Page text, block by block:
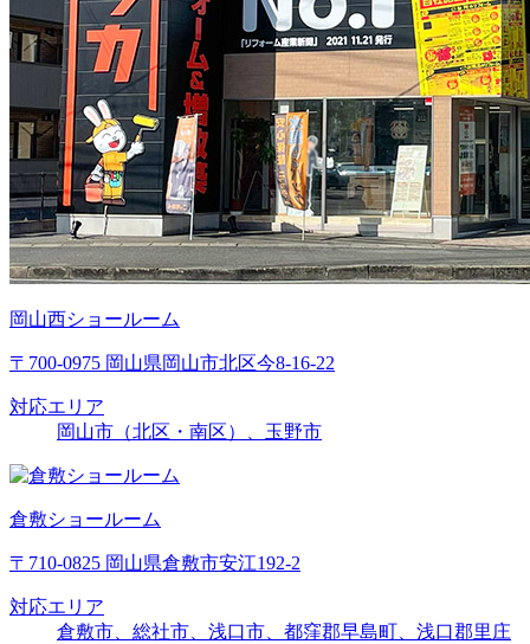
岡山西ショールーム
〒700-0975 岡山県岡山市北区今8-16-22
対応エリア
岡山市（北区・南区）、玉野市
倉敷ショールーム
〒710-0825 岡山県倉敷市安江192-2
対応エリア
倉敷市、総社市、浅口市、都窪郡早島町、浅口郡里庄